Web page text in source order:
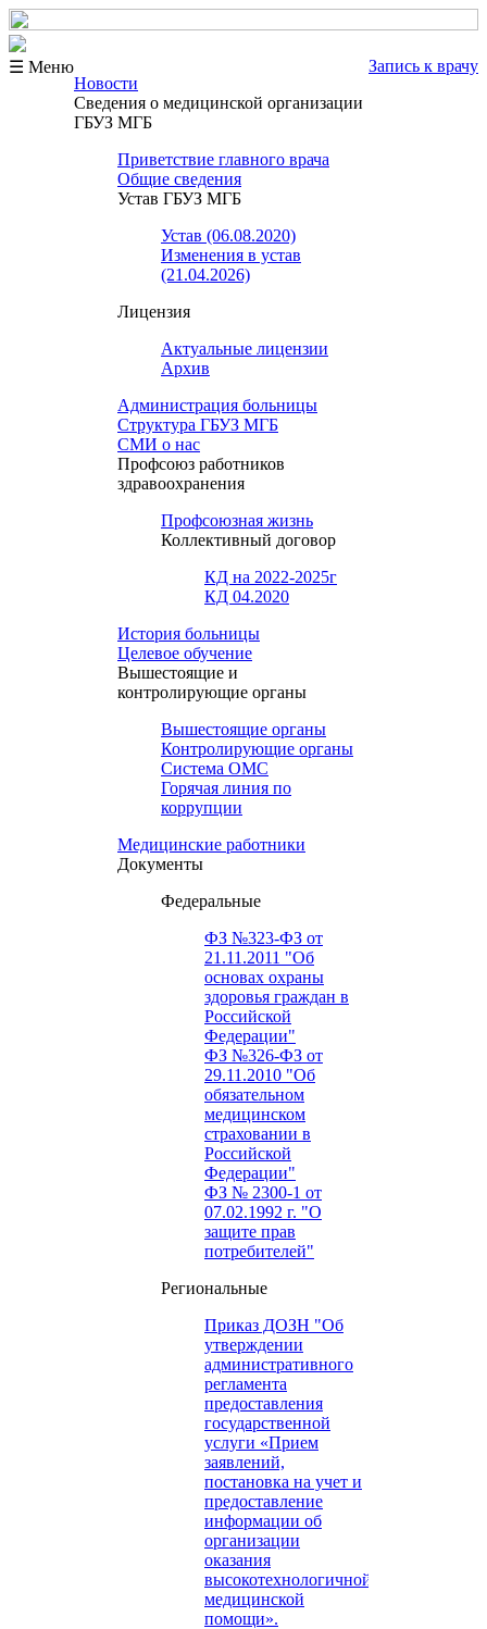
☰ Меню
Запись к врачу
Новости
Сведения о медицинской организации
ГБУЗ МГБ
Приветствие главного врача
Общие сведения
Устав ГБУЗ МГБ
Устав (06.08.2020)
Изменения в устав
(21.04.2026)
Лицензия
Актуальные лицензии
Архив
Администрация больницы
Структура ГБУЗ МГБ
СМИ о нас
Профсоюз работников
здравоохранения
Профсоюзная жизнь
Коллективный договор
КД на 2022-2025г
КД 04.2020
История больницы
Целевое обучение
Вышестоящие и
контролирующие органы
Вышестоящие органы
Контролирующие органы
Система ОМС
Горячая линия по
коррупции
Медицинские работники
Документы
Федеральные
ФЗ №323-ФЗ от
21.11.2011 "Об
основах охраны
здоровья граждан в
Российской
Федерации"
ФЗ №326-ФЗ от
29.11.2010 "Об
обязательном
медицинском
страховании в
Российской
Федерации"
ФЗ № 2300-1 от
07.02.1992 г. "О
защите прав
потребителей"
Региональные
Приказ ДОЗН "Об
утверждении
административного
регламента
предоставления
государственной
услуги «Прием
заявлений,
постановка на учет и
предоставление
информации об
организации
оказания
высокотехнологичной
медицинской
помощи».